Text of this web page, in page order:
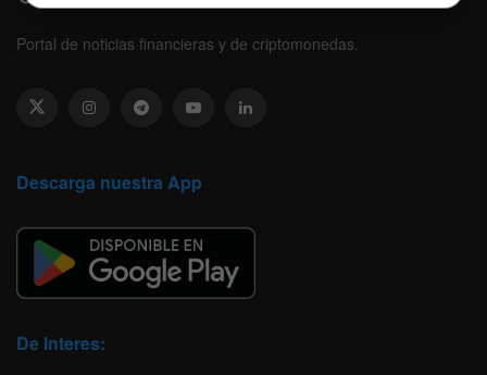
Portal de noticias financieras y de criptomonedas.
Descarga nuestra App
De Interes: